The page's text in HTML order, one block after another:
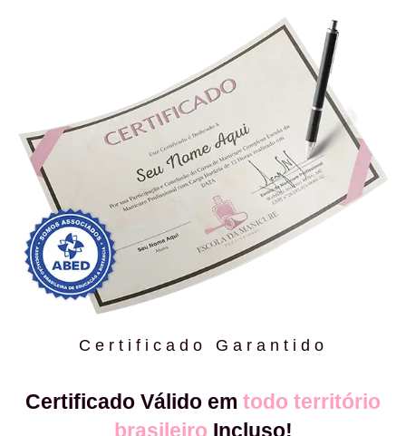
Certificado Garantido
Certificado Válido em todo território
brasileiro Incluso!